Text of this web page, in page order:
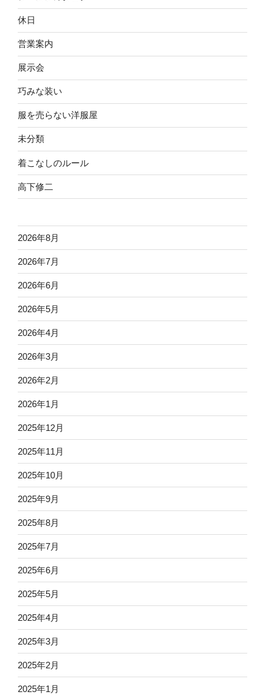
休日
営業案内
展示会
巧みな装い
服を売らない洋服屋
未分類
着こなしのルール
高下修二
2026年8月
2026年7月
2026年6月
2026年5月
2026年4月
2026年3月
2026年2月
2026年1月
2025年12月
2025年11月
2025年10月
2025年9月
2025年8月
2025年7月
2025年6月
2025年5月
2025年4月
2025年3月
2025年2月
2025年1月